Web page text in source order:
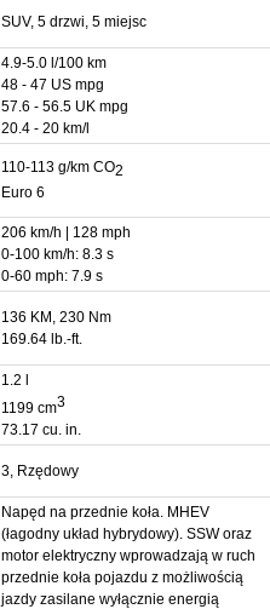
SUV, 5 drzwi, 5 miejsc
4.9-5.0 l/100 km
48 - 47 US mpg
57.6 - 56.5 UK mpg
20.4 - 20 km/l
110-113 g/km CO2
Euro 6
206 km/h | 128 mph
0-100 km/h: 8.3 s
0-60 mph: 7.9 s
136 KM, 230 Nm
169.64 lb.-ft.
1.2 l
1199 cm3
73.17 cu. in.
3, Rzędowy
Napęd na przednie koła. MHEV
(łagodny układ hybrydowy). SSW oraz
motor elektryczny wprowadzają w ruch
przednie koła pojazdu z możliwością
jazdy zasilane wyłącznie energią